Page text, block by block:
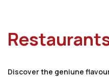
Discover the geniune